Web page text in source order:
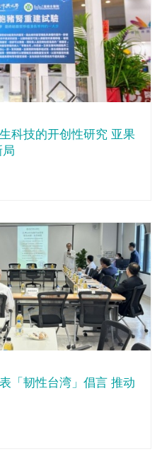
科技的开创性研究 亚果
「韧性台湾」倡言 推动